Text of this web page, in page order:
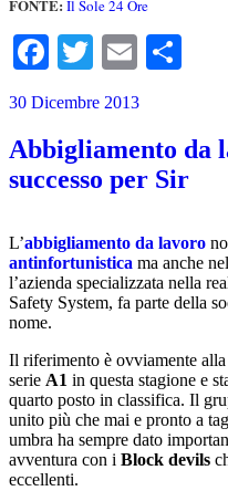
FONTE: Il Sole 24 Ore
Facebook
TwitterEmail
30 Dicembre 2013
Abbigliamento da
successo per Sir
L’abbigliamento da lavoro
antinfortunistica ma anche
l’azienda specializzata nella
Safety System, fa parte della
nome.
Il riferimento è ovviamente alla
serie A1 in questa stagione e
quarto posto in classifica. Il
unito più che mai e pronto a
umbra ha sempre dato
avventura con i Block devils
eccellenti.